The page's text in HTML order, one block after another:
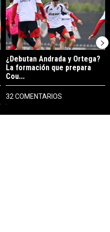
¿Debutan Andrada y Ortega?
La formación que prepara
Cou...
32 COMENTARIOS